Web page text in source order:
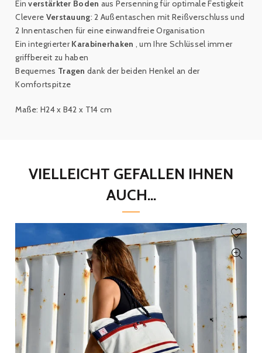
Ein verstärkter Boden aus Persenning für optimale Festigkeit
Clevere Verstauung: 2 Außentaschen mit Reißverschluss und
2 Innentaschen für eine einwandfreie Organisation
Ein integrierterKarabinerhaken , um Ihre Schlüssel immer
griffbereit zu haben
Bequemes Tragen dank der beiden Henkel an der
Komfortspitze
Maße: H24 x B42 x T14 cm
VIELLEICHT GEFALLEN IHNEN
AUCH...